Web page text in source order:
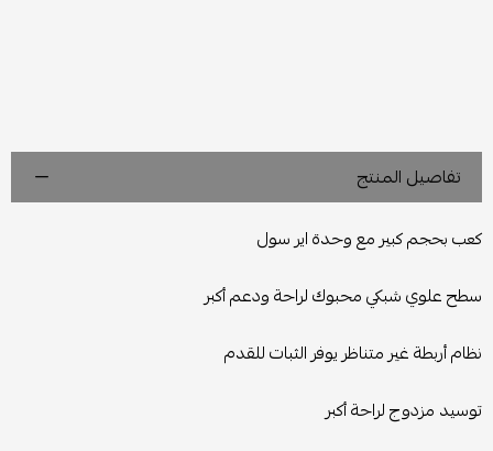
تفاصيل المنتج
كعب بحجم كبير مع وحدة اير سول
سطح علوي شبكي محبوك لراحة ودعم أكبر
نظام أربطة غير متناظر يوفر الثبات للقدم
توسيد مزدوج لراحة أكبر